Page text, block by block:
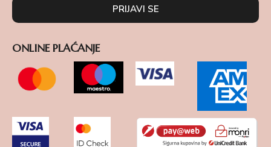
PRIJAVI SE
ONLINE PLAĆANJE